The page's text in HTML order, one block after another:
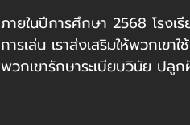
ภายในปีการศึกษา 2568 โรงเ
การเล่น เราส่งเสริมให้พวกเข
พวกเขารักษาระเบียบวินัย ป